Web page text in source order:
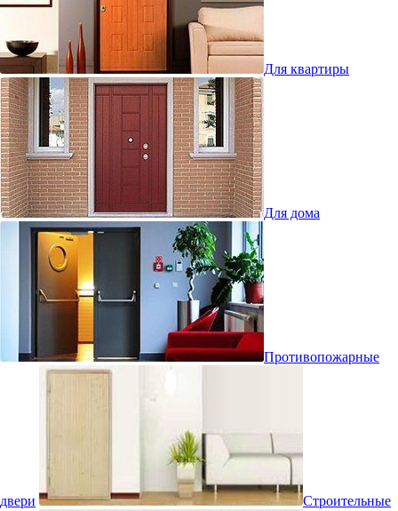
Для квартиры
Для дома
Противопожарные
двери Строительные